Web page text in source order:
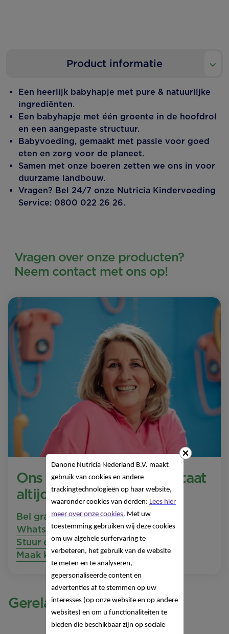
Product informatie
​​Een heerlijk babyhapje met pure & natuurlijke
ingrediënten.
Een babyhapje met één groente in de hoofdrol
en een aangepaste structuur.
Babyvoeding, gemaakt met passie voor goed
eten en zorg voor de planeet.
Samen met onze boeren zetten we ons in voor
duurzame landbouw.
Vragen? Bel 24/7 onze Nutricia Kindervoeding
Service: 0800 022 26 26.
Vragen over onze producten?
Neem contact met ons op!
Ons Nutricia Care Team staat
altijd voor je klaar
Bel gratis 0800 022 26 26
Whatsapp naar +316 83 65 11 33
Stuur een e-mail
Maak kennis met ons team!
Gerelateerde producten
Danone Nutricia Nederland B.V. maakt
gebruik van cookies en andere
trackingtechnologieën op haar website,
waaronder cookies van derden: Lees hier
meer over onze cookies. Met uw
toestemming gebruiken wij deze cookies
om uw algehele surfervaring te
verbeteren, het gebruik van de website
te meten en te analyseren,
gepersonaliseerde content en
advertenties af te stemmen op uw
interesses (op onze website en op andere
websites) en om u functionaliteiten te
bieden die beschikbaar zijn op sociale